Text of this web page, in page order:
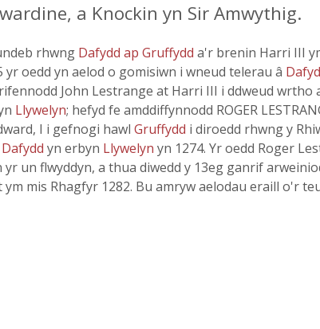
a Knockin yn Sir Amwythig.
rhwng Dafydd ap Gruffydd a'r brenin Harri III
yr oedd yn aelod o gomisiwn i wneud telerau â
John Lestrange at Harri III i ddweud
Llywelyn; hefyd fe amddiffynnodd ROGER
I i gefnogi hawl Gruffydd i diroedd rhwng y
Dafydd yn erbyn Llywelyn yn 1274. Yr oedd Roger
un flwyddyn, a thua diwedd y 13eg ganrif
mis Rhagfyr 1282. Bu amryw aelodau eraill o'r